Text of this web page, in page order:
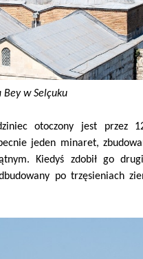
Bey w Selçuku
otoczony jest przez
jeden minaret,
Kiedyś zdobił go
po trzęsieniach